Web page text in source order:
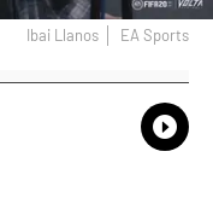
Ibai Llanos EA Sports